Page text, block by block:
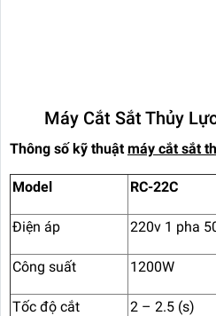
Máy Cắt Sắt Thủy
Thông số kỹ thuật máy cắt sắt
Model RC-22C
Điện áp 220v 1 pha
Công suất 1200W
Tốc độ cắt 2 – 2.5 (s)